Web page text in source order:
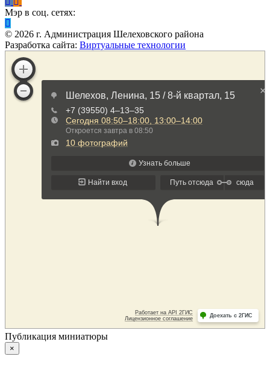
Мэр в соц. сетях:
© 2026 г. Администрация Шелеховского района
Разработка сайта: Виртуальные технологии
Публикация миниатюры
×